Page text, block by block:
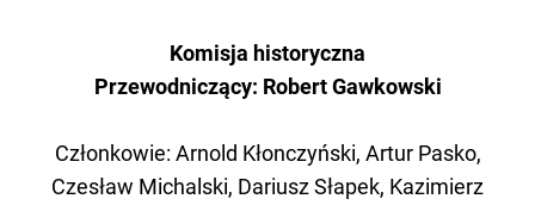
Komisja historyczna
Przewodniczący: Robert Gawkowski
Członkowie: Arnold Kłonczyński, Artur Pasko,
Czesław Michalski, Dariusz Słapek, Kazimierz